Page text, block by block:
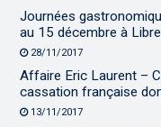
Journées
au 15 décembre à
28/11/2017
Affaire Eric Laurent –
cassation française
13/11/2017